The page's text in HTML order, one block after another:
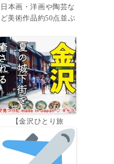
日本画・洋画や陶芸な
ど美術作品約50点並ぶ
【金沢ひとり旅